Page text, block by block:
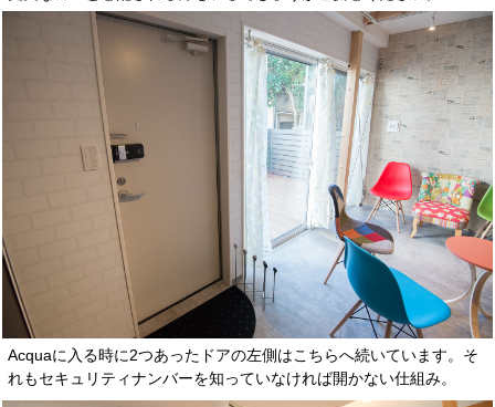
Acquaに入る時に2つあったドアの左側はこちらへ続いています。そ
れもセキュリティナンバーを知っていなければ開かない仕組み。